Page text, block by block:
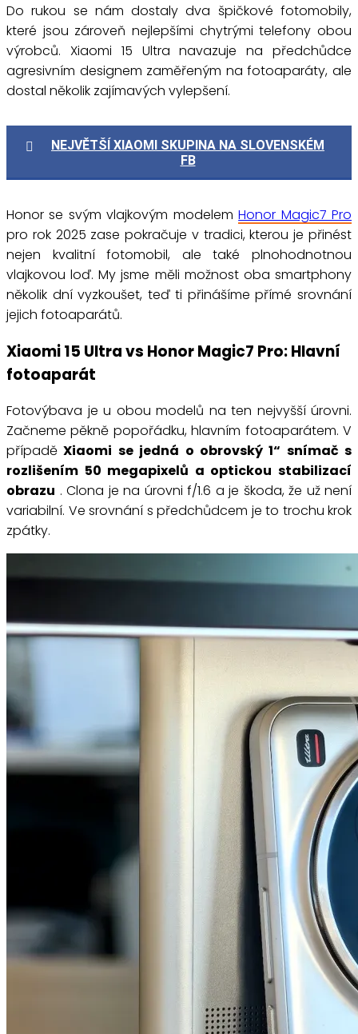
Do rukou se nám dostaly dva špičkové fotomobily,
které jsou zároveň nejlepšími chytrými telefony obou
výrobců. Xiaomi 15 Ultra navazuje na předchůdce
agresivním designem zaměřeným na fotoaparáty, ale
dostal několik zajímavých vylepšení.
NEJVĚTŠÍ XIAOMI SKUPINA NA SLOVENSKÉM
FB
Honor se svým vlajkovým modelemHonor Magic7 Pro
pro rok 2025 zase pokračuje v tradici, kterou je přinést
nejen kvalitní fotomobil, ale také plnohodnotnou
vlajkovou loď. My jsme měli možnost oba smartphony
několik dní vyzkoušet, teď ti přinášíme přímé srovnání
jejich fotoaparátů.
Xiaomi 15 Ultra vs Honor Magic7 Pro: Hlavní
fotoaparát
Fotovýbava je u obou modelů na ten nejvyšší úrovni.
Začneme pěkně popořádku, hlavním fotoaparátem. V
případě Xiaomi se jedná o obrovský 1“ snímač s
rozlišením 50 megapixelů a optickou stabilizací
obrazu . Clona je na úrovni f/1.6 a je škoda, že už není
variabilní. Ve srovnání s předchůdcem je to trochu krok
zpátky.